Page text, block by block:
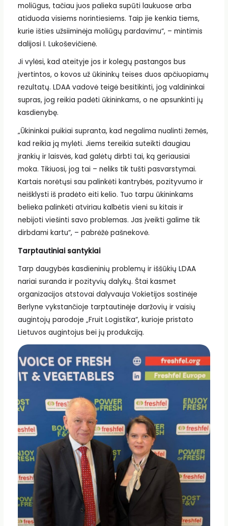
moliūgus, tačiau juos palieka supūti laukuose arba
atiduoda visiems norintiesiems. Taip jie kenkia tiems,
kurie išties užsiiminėja moliūgų pardavimu“, – mintimis
dalijosi I. Lukoševičienė.
Ji vylėsi, kad ateityje jos ir kolegų pastangos bus
įvertintos, o kovos už ūkininkų teises duos apčiuopiamų
rezultatų. LDAA vadovė teigė besitikinti, jog valdininkai
supras, jog reikia padėti ūkininkams, o ne apsunkinti jų
kasdienybę.
„Ūkininkai puikiai supranta, kad negalima nualinti žemės,
kad reikia ją mylėti. Jiems tereikia suteikti daugiau
įrankių ir laisvės, kad galėtų dirbti tai, ką geriausiai
moka. Tikiuosi, jog tai – neliks tik tušti pasvarstymai.
Kartais norėtųsi sau palinkėti kantrybės, pozityvumo ir
neišklysti iš pradėto eiti kelio. Tuo tarpu ūkininkams
belieka palinkėti atviriau kalbėtis vieni su kitais ir
nebijoti viešinti savo problemas. Jas įveikti galime tik
dirbdami kartu“, – pabrėžė pašnekovė.
Tarptautiniai santykiai
Tarp daugybės kasdieninių problemų ir iššūkių LDAA
nariai suranda ir pozityvių dalykų. Štai kasmet
organizacijos atstovai dalyvauja Vokietijos sostinėje
Berlyne vykstančioje tarptautinėje daržovių ir vaisių
augintojų parodoje „Fruit Logistika“, kurioje pristato
Lietuvos augintojus bei jų produkciją.